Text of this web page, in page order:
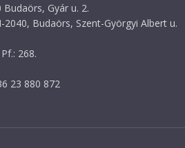
Budaörs, Gyár u. 2.
Budaörs, Szent-Györgyi Albert u.
268.
23 880 872